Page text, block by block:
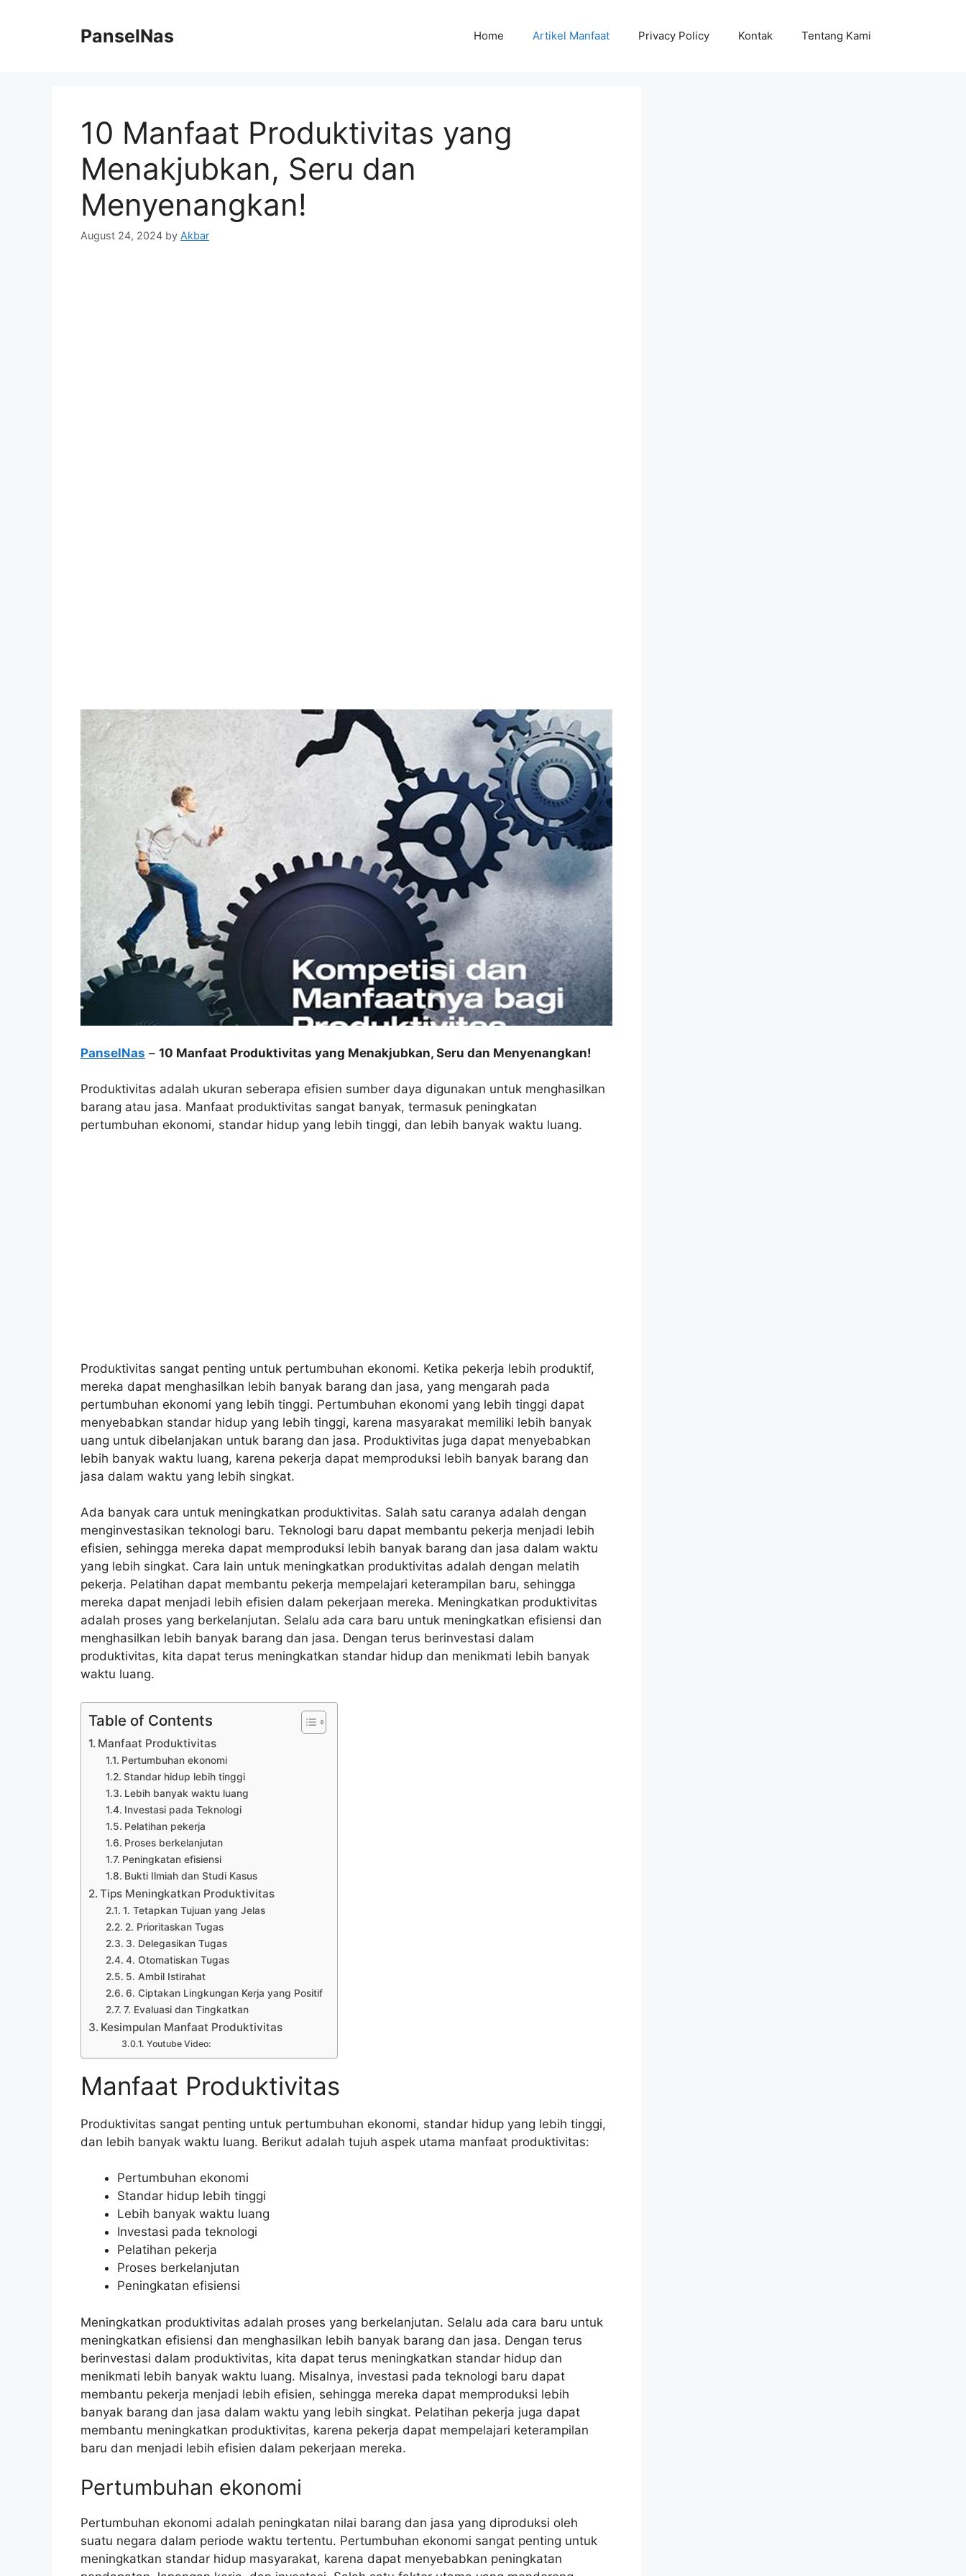
PanselNas Home Artikel Manfaat Privacy Policy Kontak Tentang Kami
10 Manfaat Produktivitas yang
Menakjubkan, Seru dan
Menyenangkan!
August 24, 2024 by Akbar
PanselNas – 10 Manfaat Produktivitas yang Menakjubkan, Seru dan Menyenangkan!
Produktivitas adalah ukuran seberapa efisien sumber daya digunakan untuk menghasilkan
barang atau jasa. Manfaat produktivitas sangat banyak, termasuk peningkatan
pertumbuhan ekonomi, standar hidup yang lebih tinggi, dan lebih banyak waktu luang.
Produktivitas sangat penting untuk pertumbuhan ekonomi. Ketika pekerja lebih produktif,
mereka dapat menghasilkan lebih banyak barang dan jasa, yang mengarah pada
pertumbuhan ekonomi yang lebih tinggi. Pertumbuhan ekonomi yang lebih tinggi dapat
menyebabkan standar hidup yang lebih tinggi, karena masyarakat memiliki lebih banyak
uang untuk dibelanjakan untuk barang dan jasa. Produktivitas juga dapat menyebabkan
lebih banyak waktu luang, karena pekerja dapat memproduksi lebih banyak barang dan
jasa dalam waktu yang lebih singkat.
Ada banyak cara untuk meningkatkan produktivitas. Salah satu caranya adalah dengan
menginvestasikan teknologi baru. Teknologi baru dapat membantu pekerja menjadi lebih
efisien, sehingga mereka dapat memproduksi lebih banyak barang dan jasa dalam waktu
yang lebih singkat. Cara lain untuk meningkatkan produktivitas adalah dengan melatih
pekerja. Pelatihan dapat membantu pekerja mempelajari keterampilan baru, sehingga
mereka dapat menjadi lebih efisien dalam pekerjaan mereka. Meningkatkan produktivitas
adalah proses yang berkelanjutan. Selalu ada cara baru untuk meningkatkan efisiensi dan
menghasilkan lebih banyak barang dan jasa. Dengan terus berinvestasi dalam
produktivitas, kita dapat terus meningkatkan standar hidup dan menikmati lebih banyak
waktu luang.
Table of Contents
Manfaat Produktivitas
Pertumbuhan ekonomi
Standar hidup lebih tinggi
Lebih banyak waktu luang
Investasi pada Teknologi
Pelatihan pekerja
Proses berkelanjutan
Peningkatan efisiensi
Bukti Ilmiah dan Studi Kasus
Tips Meningkatkan Produktivitas
1. Tetapkan Tujuan yang Jelas
2. Prioritaskan Tugas
3. Delegasikan Tugas
4. Otomatiskan Tugas
5. Ambil Istirahat
6. Ciptakan Lingkungan Kerja yang Positif
7. Evaluasi dan Tingkatkan
Kesimpulan Manfaat Produktivitas
Youtube Video:
Manfaat Produktivitas
Produktivitas sangat penting untuk pertumbuhan ekonomi, standar hidup yang lebih tinggi,
dan lebih banyak waktu luang. Berikut adalah tujuh aspek utama manfaat produktivitas:
Pertumbuhan ekonomi
Standar hidup lebih tinggi
Lebih banyak waktu luang
Investasi pada teknologi
Pelatihan pekerja
Proses berkelanjutan
Peningkatan efisiensi
Meningkatkan produktivitas adalah proses yang berkelanjutan. Selalu ada cara baru untuk
meningkatkan efisiensi dan menghasilkan lebih banyak barang dan jasa. Dengan terus
berinvestasi dalam produktivitas, kita dapat terus meningkatkan standar hidup dan
menikmati lebih banyak waktu luang. Misalnya, investasi pada teknologi baru dapat
membantu pekerja menjadi lebih efisien, sehingga mereka dapat memproduksi lebih
banyak barang dan jasa dalam waktu yang lebih singkat. Pelatihan pekerja juga dapat
membantu meningkatkan produktivitas, karena pekerja dapat mempelajari keterampilan
baru dan menjadi lebih efisien dalam pekerjaan mereka.
Pertumbuhan ekonomi
Pertumbuhan ekonomi adalah peningkatan nilai barang dan jasa yang diproduksi oleh
suatu negara dalam periode waktu tertentu. Pertumbuhan ekonomi sangat penting untuk
meningkatkan standar hidup masyarakat, karena dapat menyebabkan peningkatan